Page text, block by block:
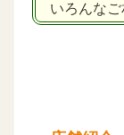
いろんなご